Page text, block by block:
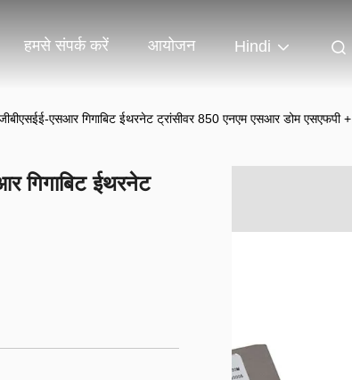
हमसे संपर्क करें आयोजन Hindi
एसआर गिगाबिट ईथरनेट ट्रांसीवर 850 एनएम एसआर डोम एसएफपी +
गिगाबिट ईथरनेट